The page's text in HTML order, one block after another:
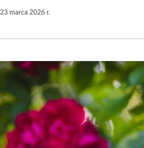
23 marca 2026 r.